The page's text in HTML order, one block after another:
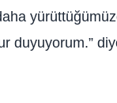
duyuyorum.”